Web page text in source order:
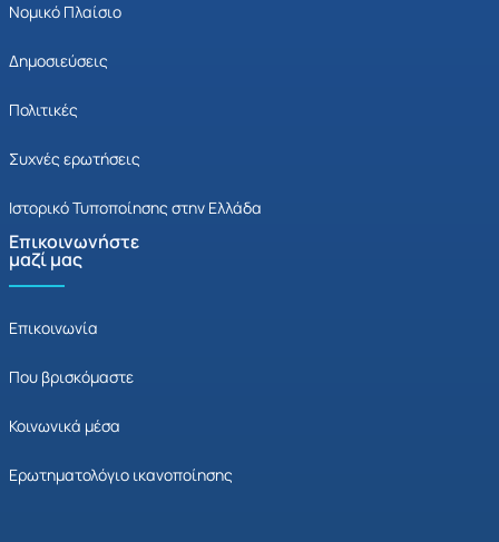
Νομικό Πλαίσιο
Δημοσιεύσεις
Πολιτικές
Συχνές ερωτήσεις
Ιστορικό Τυποποίησης στην Ελλάδα
Επικοινωνήστε
μαζί μας
Επικοινωνία
Που βρισκόμαστε
Κοινωνικά μέσα
Ερωτηματολόγιο ικανοποίησης